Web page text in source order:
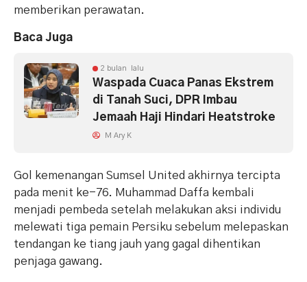
memberikan perawatan.
Baca Juga
2 bulan lalu
Waspada Cuaca Panas Ekstrem
di Tanah Suci, DPR Imbau
Jemaah Haji Hindari Heatstroke
M Ary K
Gol kemenangan Sumsel United akhirnya tercipta
pada menit ke-76. Muhammad Daffa kembali
menjadi pembeda setelah melakukan aksi individu
melewati tiga pemain Persiku sebelum melepaskan
tendangan ke tiang jauh yang gagal dihentikan
penjaga gawang.